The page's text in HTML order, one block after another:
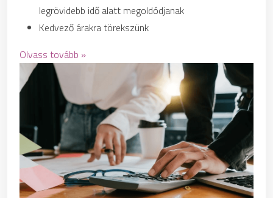
legrövidebb idő alatt megoldódjanak
Kedvező árakra törekszünk
Olvass tovább »